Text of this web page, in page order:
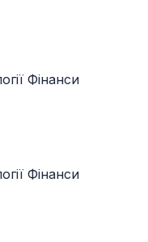
Фінанси
Фінанси